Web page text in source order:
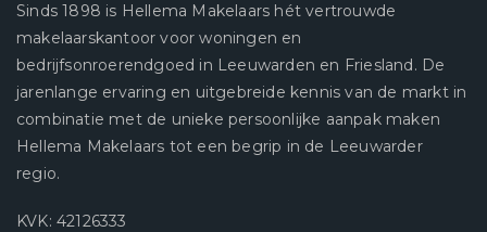
Sinds 1898 is Hellema Makelaars hét vertrouwde
makelaarskantoor voor woningen en
bedrijfsonroerendgoed in Leeuwarden en Friesland. De
jarenlange ervaring en uitgebreide kennis van de markt in
combinatie met de unieke persoonlijke aanpak maken
Hellema Makelaars tot een begrip in de Leeuwarder
regio.
KVK: 42126333